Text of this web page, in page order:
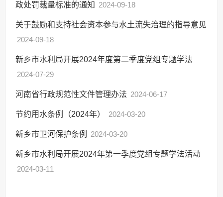
政处罚裁量标准的通知 2024-09-18
关于鼓励和支持社会资本参与水土流失治理的指导意见
2024-09-18
新乡市水利局开展2024年度第二季度党组专题学法
2024-07-29
河南省行政规范性文件管理办法 2024-06-17
节约用水条例（2024年） 2024-03-20
新乡市卫河保护条例 2024-03-20
新乡市水利局开展2024年第一季度党组专题学法活动
2024-03-11